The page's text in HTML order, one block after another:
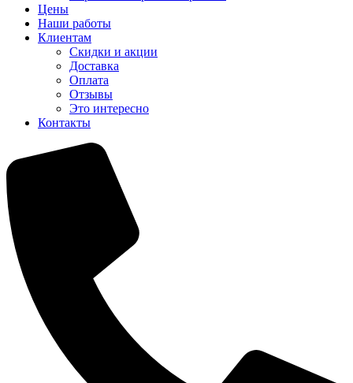
Цены
Наши работы
Клиентам
Скидки и акции
Доставка
Оплата
Отзывы
Это интересно
Контакты